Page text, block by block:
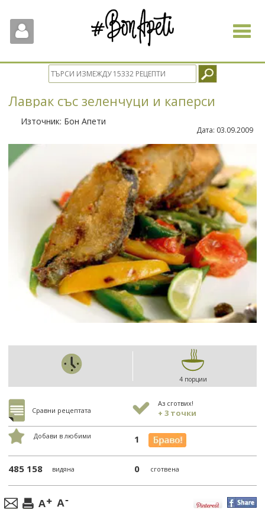
Toggle
Лаврак със зеленчуци и каперси
Източник: Бон Апети
Дата: 03.09.2009
4 порции
Сравни рецептата
Аз сготвих!
+ 3 точки
Добави в любими 1
485 158 видяна 0 сготвена